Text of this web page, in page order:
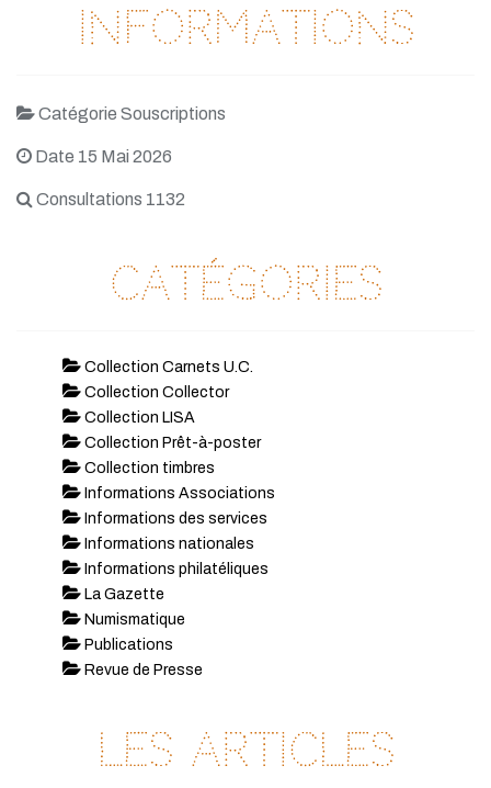
Informations
Catégorie Souscriptions
Date 15 Mai 2026
Consultations 1132
Catégories
Collection Carnets U.C.
Collection Collector
Collection LISA
Collection Prêt-à-poster
Collection timbres
Informations Associations
Informations des services
Informations nationales
Informations philatéliques
La Gazette
Numismatique
Publications
Revue de Presse
Les articles